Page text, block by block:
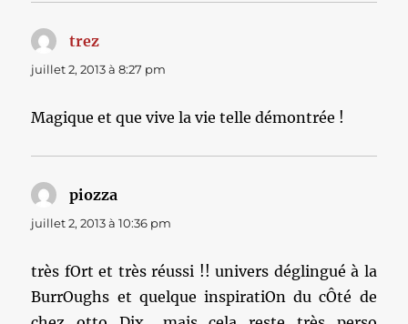
trez
juillet 2, 2013 à 8:27 pm
Magique et que vive la vie telle démontrée !
piozza
juillet 2, 2013 à 10:36 pm
très fOrt et très réussi !! univers déglingué à la
BurrOughs et quelque inspiratiOn du cÔté de